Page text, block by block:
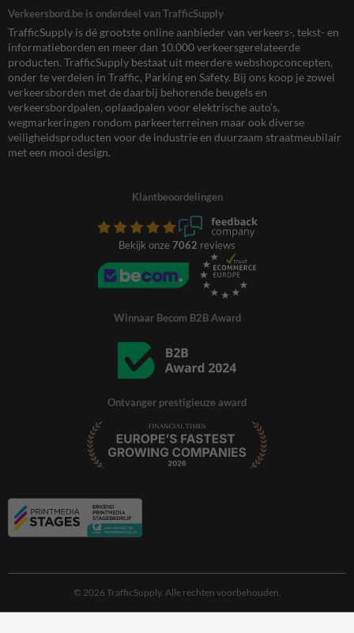
Verkeersbord.be is onderdeel van TrafficSupply
TrafficSupply is dé grootste online aanbieder van verkeers-, tekst- en
informatieborden en meer dan 10.000 verkeersgerelateerde
producten. TrafficSupply bestaat uit meerdere webshopconcepten,
onder te verdelen in Traffic, Parking en Safety. Bij ons koop je zowel
verkeersborden met de daarbij behorende beugels en
verkeersbordpalen, oplaadpalen voor elektrische auto’s,
wegmarkeringen rondom parkeerterreinen maar ook diverse
veiligheidsproducten voor de industrie en duurzaam straatmeubilair
met een mooi design.
Klantbeoordelingen
Bekijk onze 7062 reviews
Winnaar Becom B2B Award
Ontvanger prestigieuze award
© 2026 TrafficSupply. Alle rechten voorbehouden.